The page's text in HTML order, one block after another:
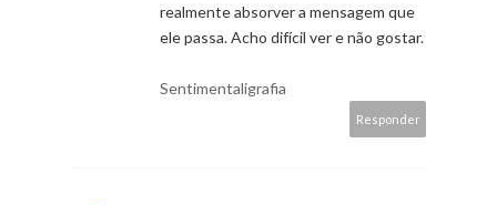
realmente absorver a mensagem que
ele passa. Acho difícil ver e não gostar.
Sentimentaligrafia
Responder